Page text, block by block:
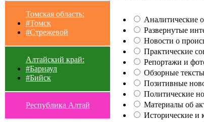
Томская область:
#Томск
#Стрежевой
Алтайский край:
#Барнаул
#Бийск
Республика Алтай
Аналитические
Развернутые
Новости о
Практические
Репортажи и
Обзорные
Позитивные
Политические
Материалы об
Исторические и